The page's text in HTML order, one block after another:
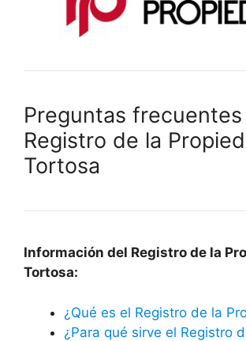
Preguntas
Registro de la
Tortosa
Información del Registro de la
Tortosa:
¿Qué es el Registro de la
¿Para qué sirve el Registro